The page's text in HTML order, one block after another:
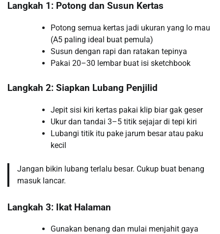
Langkah 1: Potong dan Susun Kertas
Potong semua kertas jadi ukuran yang lo mau
(A5 paling ideal buat pemula)
Susun dengan rapi dan ratakan tepinya
Pakai 20–30 lembar buat isi sketchbook
Langkah 2: Siapkan Lubang Penjilid
Jepit sisi kiri kertas pakai klip biar gak geser
Ukur dan tandai 3–5 titik sejajar di tepi kiri
Lubangi titik itu pake jarum besar atau paku
kecil
Jangan bikin lubang terlalu besar. Cukup buat benang
masuk lancar.
Langkah 3: Ikat Halaman
Gunakan benang dan mulai menjahit gaya